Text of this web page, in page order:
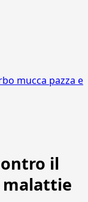
mucca pazza e
il
malattie